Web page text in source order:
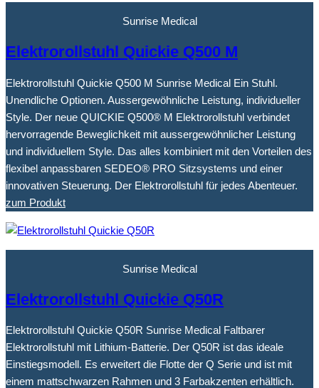
Sunrise Medical
Elektrorollstuhl Quickie Q500 M
Elektrorollstuhl Quickie Q500 M Sunrise Medical Ein Stuhl.
Unendliche Optionen. Aussergewöhnliche Leistung, individueller
Style. Der neue QUICKIE Q500® M Elektrorollstuhl verbindet
hervorragende Beweglichkeit mit aussergewöhnlicher Leistung
und individuellem Style. Das alles kombiniert mit den Vorteilen des
flexibel anpassbaren SEDEO® PRO Sitzsystems und einer
innovativen Steuerung. Der Elektrorollstuhl für jedes Abenteuer.
zum Produkt
Sunrise Medical
Elektrorollstuhl Quickie Q50R
Elektrorollstuhl Quickie Q50R Sunrise Medical Faltbarer
Elektrorollstuhl mit Lithium-Batterie. Der Q50R ist das ideale
Einstiegsmodell. Es erweitert die Flotte der Q Serie und ist mit
einem mattschwarzen Rahmen und 3 Farbakzenten erhältlich.